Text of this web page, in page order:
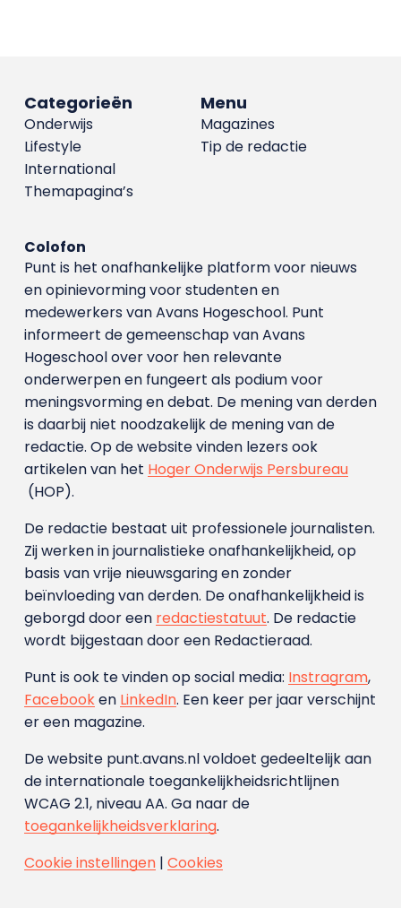
Menu
Magazines
Tip de redactie
Categorieën
Onderwijs
Lifestyle
International
Themapagina’s
Colofon
Punt is het onafhankelijke platform voor nieuws
en opinievorming voor studenten en
medewerkers van Avans Hoge­school. Punt
informeert de gemeenschap van Avans
Hogeschool over voor hen relevante
onderwerpen en fungeert als podium voor
meningsvorming en debat. De mening van derden
is daarbij niet noodzakelijk de mening van de
redactie. Op de website vinden lezers ook
artikelen van het Hoger Onderwijs Persbureau
(HOP).
De redactie bestaat uit professionele journalisten.
Zij werken in journalistieke onafhankelijkheid, op
basis van vrije nieuwsgaring en zonder
beïnvloeding van derden. De onafhankelijkheid is
geborgd door een redactiestatuut. De redactie
wordt bijgestaan door een Redactieraad.
Punt is ook te vinden op social media: Instragram,
Facebooken LinkedIn. Een keer per jaar verschijnt
er een magazine.
De website punt.avans.nl voldoet gedeeltelijk aan
de internationale toegankelijkheidsrichtlijnen
WCAG 2.1, niveau AA. Ga naar de
toegankelijkheidsverklaring.
Cookie instellingen| Cookies